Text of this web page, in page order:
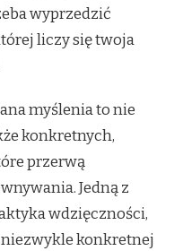
wyprzedzić
liczy się twoja
myślenia to nie
konkretnych,
przerwą
Jedną z
wdzięczności,
konkretnej